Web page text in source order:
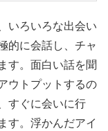
いろいろな出会い
的に会話し、チャ
す。面白い話を聞
ウトプットするの
すぐに会いに行
す。浮かんだアイ